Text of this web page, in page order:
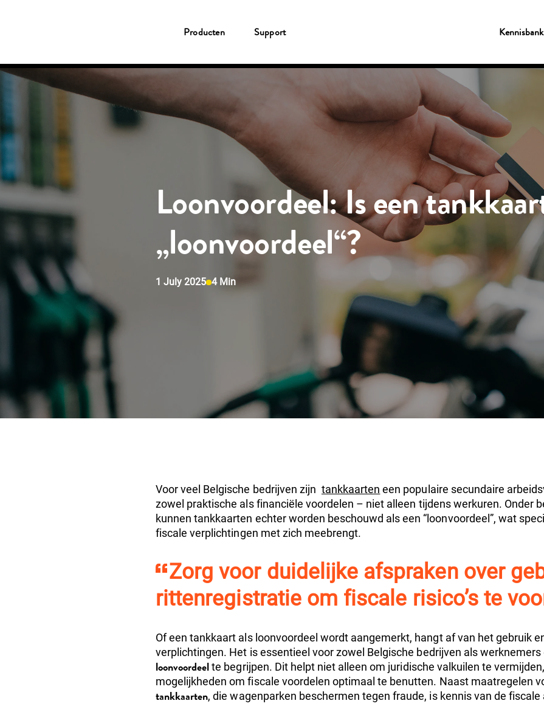
Service
MyFleetcor
Shell tankstation
MyFleetcor
Inloggen
Klant worden
Producten Support Kennisbank
Loonvoordeel: Is een
„loonvoordeel“?
1 July 2025 4 Min
Voor veel Belgische bedrijven zijn tankkaarten een populaire secundaire
zowel praktische als financiële voordelen – niet alleen tijdens werkuren. Onder
kunnen tankkaarten echter worden beschouwd als een “loonvoordeel”, wat
fiscale verplichtingen met zich meebrengt.
Zorg voor duidelijke afspraken over
rittenregistratie om fiscale risico’s te
Of een tankkaart als loonvoordeel wordt aangemerkt, hangt af van het gebruik
verplichtingen. Het is essentieel voor zowel Belgische bedrijven als
loonvoordeelte begrijpen. Dit helpt niet alleen om juridische valkuilen te
mogelijkheden om fiscale voordelen optimaal te benutten. Naast maatregelen
tankkaarten, die wagenparken beschermen tegen fraude, is kennis van de